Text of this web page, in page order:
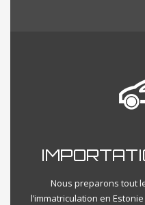
Nous preparons tout
l’immatriculation en